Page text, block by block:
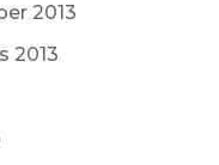
2013
2013